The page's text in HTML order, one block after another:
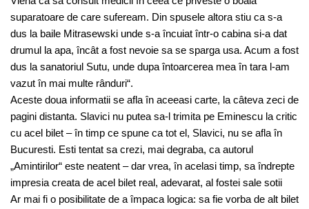
suparatoare de care sufeream. Din spusele altora stiu ca s-a
dus la baile Mitrasewski unde s-a încuiat într-o cabina si-a dat
drumul la apa, încât a fost nevoie sa se sparga usa. Acum a fost
dus la sanatoriul Sutu, unde dupa întoarcerea mea în tara l-am
vazut în mai multe rânduri“.
Aceste doua informatii se afla în aceeasi carte, la câteva zeci de
pagini distanta. Slavici nu putea sa-l trimita pe Eminescu la critic
cu acel bilet – în timp ce spune ca tot el, Slavici, nu se afla în
Bucuresti. Esti tentat sa crezi, mai degraba, ca autorul
„Amintirilor“ este neatent – dar vrea, în acelasi timp, sa îndrepte
impresia creata de acel bilet real, adevarat, al fostei sale sotii
Ar mai fi o posibilitate de a împaca logica: sa fie vorba de alt bilet